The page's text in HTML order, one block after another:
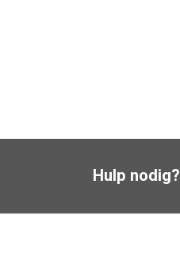
Hulp nodig?